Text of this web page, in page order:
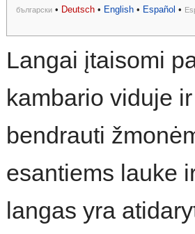
български • Deutsch • English • Español •
Langai įtaisomi
kambario viduje
bendrauti
esantiems lauke
langas yra